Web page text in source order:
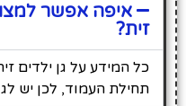
איפה אפשר
זית?
כל המידע על גן ילדים
תחילת העמוד, לכן יש